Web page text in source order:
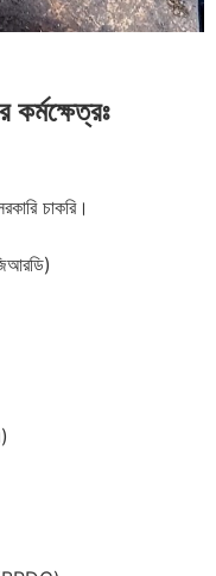
কর্মক্ষেত্রঃ
চাকরি।